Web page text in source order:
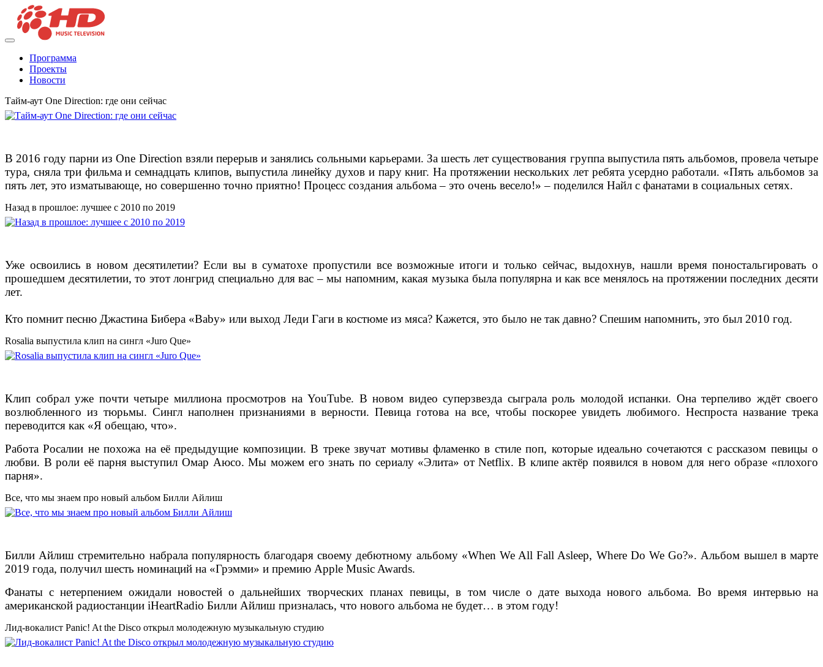
Программа
Проекты
Новости
Тайм-аут One Direction: где они сейчас
В 2016 году парни из One Direction взяли перерыв и занялись сольными карьерами. За шесть лет существования группа выпустила пять альбомов, провела четыре
тура, сняла три фильма и семнадцать клипов, выпустила линейку духов и пару книг. На протяжении нескольких лет ребята усердно работали. «Пять альбомов за
пять лет, это изматывающе, но совершенно точно приятно! Процесс создания альбома – это очень весело!» – поделился Найл с фанатами в социальных сетях.
Назад в прошлое: лучшее с 2010 по 2019
Уже освоились в новом десятилетии? Если вы в суматохе пропустили все возможные итоги и только сейчас, выдохнув, нашли время поностальгировать о
прошедшем десятилетии, то этот лонгрид специально для вас – мы напомним, какая музыка была популярна и как все менялось на протяжении последних десяти
лет.
Кто помнит песню Джастина Бибера «Baby» или выход Леди Гаги в костюме из мяса? Кажется, это было не так давно? Спешим напомнить, это был 2010 год.
Rosalia выпустила клип на сингл «Juro Que»
Клип собрал уже почти четыре миллиона просмотров на YouTube. В новом видео суперзвезда сыграла роль молодой испанки. Она терпеливо ждёт своего
возлюбленного из тюрьмы. Сингл наполнен признаниями в верности. Певица готова на все, чтобы поскорее увидеть любимого. Неспроста название трека
переводится как «Я обещаю, что».
Работа Росалии не похожа на её предыдущие композиции. В треке звучат мотивы фламенко в стиле поп, которые идеально сочетаются с рассказом певицы о
любви. В роли её парня выступил Омар Аюсо. Мы можем его знать по сериалу «Элита» от Netflix. В клипе актёр появился в новом для него образе «плохого
парня».
Все, что мы знаем про новый альбом Билли Айлиш
Билли Айлиш стремительно набрала популярность благодаря своему дебютному альбому «When We All Fall Asleep, Where Do We Go?». Альбом вышел в марте
2019 года, получил шесть номинаций на «Грэмми» и премию Apple Music Awards.
Фанаты с нетерпением ожидали новостей о дальнейших творческих планах певицы, в том числе о дате выхода нового альбома. Во время интервью на
американской радиостанции iHeartRadio Билли Айлиш призналась, что нового альбома не будет… в этом году!
Лид-вокалист Panic! At the Disco открыл молодежную музыкальную студию